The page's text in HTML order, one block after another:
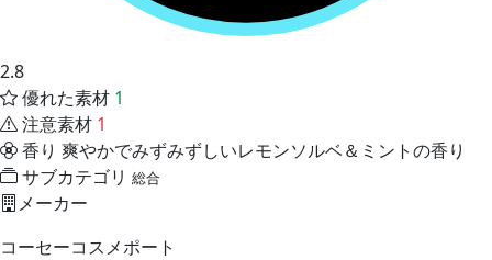
2.8
優れた素材 1
注意素材 1
香り 爽やかでみずみずしいレモンソルベ＆ミントの香り
サブカテゴリ 総合
メーカー
コーセーコスメポート